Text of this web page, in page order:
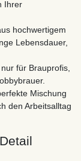
Ihrer
hochwertigem
Lebensdauer,
für Brauprofis,
Mischung
den Arbeitsalltag